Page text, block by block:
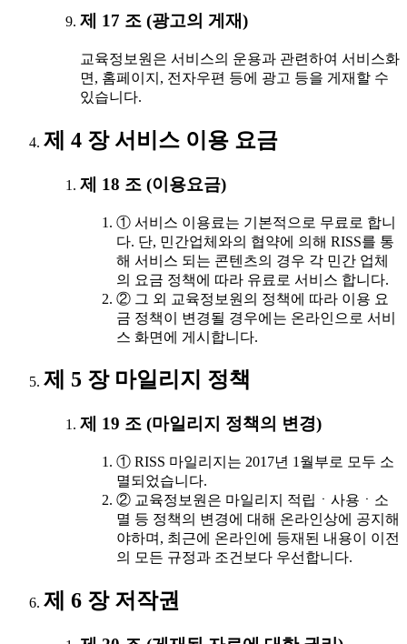
제 17 조 (광고의 게재)
교육정보원은 서비스의 운용과 관련하여 서비스화
면, 홈페이지, 전자우편 등에 광고 등을 게재할 수
있습니다.
제 4 장 서비스 이용 요금
제 18 조 (이용요금)
① 서비스 이용료는 기본적으로 무료로 합니
다. 단, 민간업체와의 협약에 의해 RISS를 통
해 서비스 되는 콘텐츠의 경우 각 민간 업체
의 요금 정책에 따라 유료로 서비스 합니다.
② 그 외 교육정보원의 정책에 따라 이용 요
금 정책이 변경될 경우에는 온라인으로 서비
스 화면에 게시합니다.
제 5 장 마일리지 정책
제 19 조 (마일리지 정책의 변경)
① RISS 마일리지는 2017년 1월부로 모두 소
멸되었습니다.
② 교육정보원은 마일리지 적립ㆍ사용ㆍ소
멸 등 정책의 변경에 대해 온라인상에 공지해
야하며, 최근에 온라인에 등재된 내용이 이전
의 모든 규정과 조건보다 우선합니다.
제 6 장 저작권